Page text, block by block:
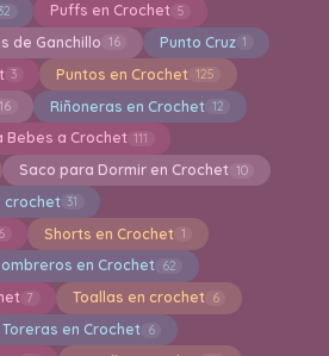
Puffs en Crochet 5
de Ganchillo 16 Punto Cruz 1
3 Puntos en Crochet 125
16 Riñoneras en Crochet 12
Bebes a Crochet 111
Saco para Dormir en Crochet 10
crochet 31
6 Shorts en Crochet 1
en Crochet 62
7 Toallas en crochet 6
Toreras en Crochet 6